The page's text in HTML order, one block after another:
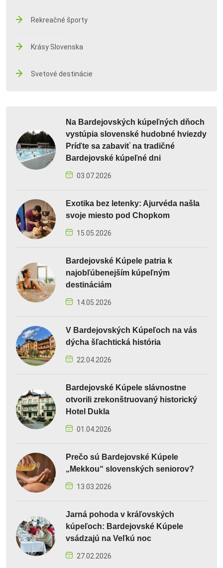
Rekreačné športy
Krásy Slovenska
Svetové destinácie
Na Bardejovských kúpeľných dňoch
vystúpia slovenské hudobné hviezdy
Príďte sa zabaviť na tradičné
Bardejovské kúpeľné dni
03.07.2026
Exotika bez letenky: Ajurvéda našla
svoje miesto pod Chopkom
15.05.2026
Bardejovské Kúpele patria k
najobľúbenejším kúpeľným
destináciám
14.05.2026
V Bardejovských Kúpeľoch na vás
dýcha šľachtická história
22.04.2026
Bardejovské Kúpele slávnostne
otvorili zrekonštruovaný historický
Hotel Dukla
01.04.2026
Prečo sú Bardejovské Kúpele
„Mekkou“ slovenských seniorov?
13.03.2026
Jarná pohoda v kráľovských
kúpeľoch: Bardejovské Kúpele
vsádzajú na Veľkú noc
27.02.2026